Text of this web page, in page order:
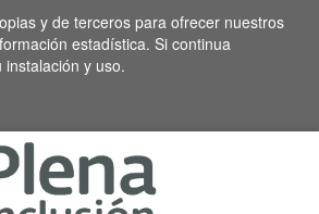
y de terceros para ofrecer nuestros
estadística. Si continua
y uso.